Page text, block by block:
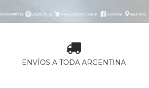
ENVÍOS A TODA ARGENTINA